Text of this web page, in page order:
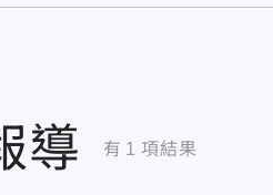
導 有 1 項結果